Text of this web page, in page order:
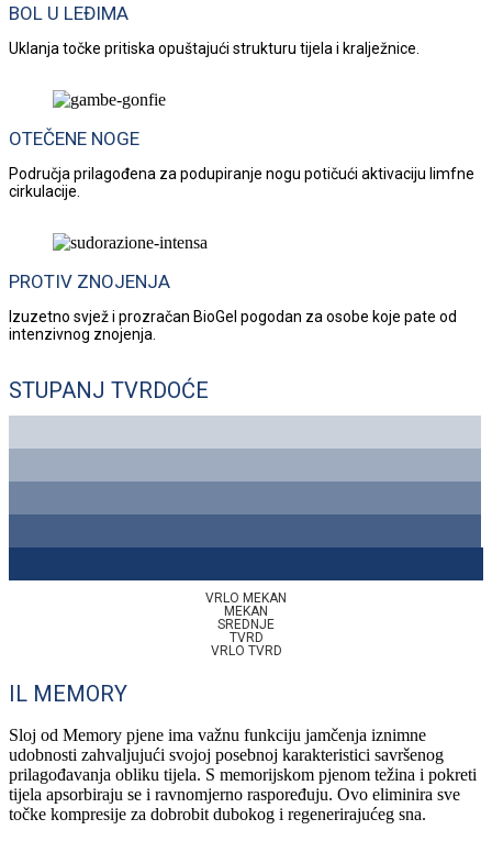
BOL U LEĐIMA
Uklanja točke pritiska opuštajući strukturu tijela i kralježnice.
OTEČENE NOGE
Područja prilagođena za podupiranje nogu potičući aktivaciju limfne
cirkulacije.
PROTIV ZNOJENJA
Izuzetno svjež i prozračan BioGel pogodan za osobe koje pate od
intenzivnog znojenja.
STUPANJ TVRDOĆE
VRLO MEKAN
MEKAN
SREDNJE
TVRD
VRLO TVRD
IL MEMORY
Sloj od Memory pjene ima važnu funkciju jamčenja iznimne
udobnosti zahvaljujući svojoj posebnoj karakteristici savršenog
prilagođavanja obliku tijela. S memorijskom pjenom težina i pokreti
tijela apsorbiraju se i ravnomjerno raspoređuju. Ovo eliminira sve
točke kompresije za dobrobit dubokog i regenerirajućeg sna.